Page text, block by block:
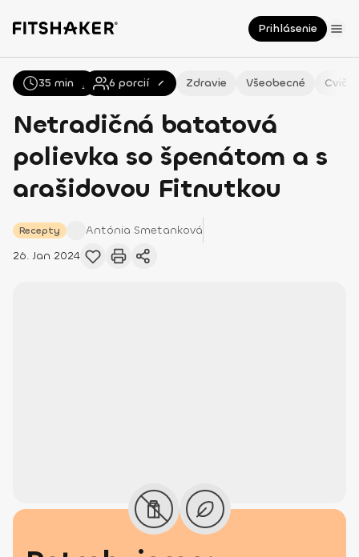
Prihlásenie
Všetky Recepty Zdravie Všeobecné
Netradičná batatová
polievka so špenátom a s
arašidovou Fitnutkou
Recepty Antónia Smetanková
26. Jan 2024
35 min 6 porcií